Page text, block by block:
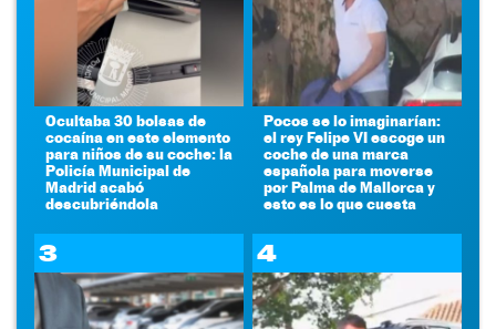
Ocultaba 30 bolsas de
cocaína en este elemento
para niños de su coche: la
Policía Municipal de
Madrid acabó
descubriéndola
Pocos se lo imaginarían:
el rey Felipe VI escoge un
coche de una marca
española para moverse
por Palma de Mallorca y
esto es lo que cuesta
3 4